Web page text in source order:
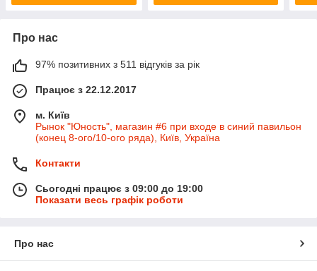
Про нас
97% позитивних з 511 відгуків за рік
Працює з 22.12.2017
м. Київ
Рынок "Юность", магазин #6 при входе в синий павильон
(конец 8-ого/10-ого ряда), Київ, Україна
Контакти
Сьогодні працює з 09:00 до 19:00
Показати весь графік роботи
Про нас